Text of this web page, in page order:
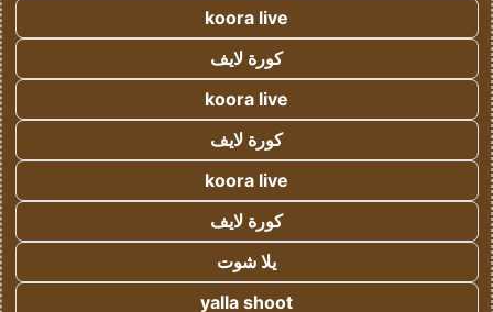
koora live
كورة لايف
koora live
كورة لايف
koora live
كورة لايف
يلا شوت
yalla shoot